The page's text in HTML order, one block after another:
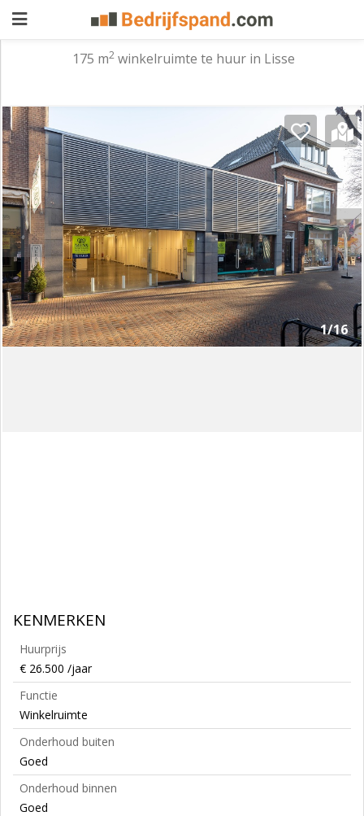
aanbieden
Pand
zoeken
Waarom
adverteren
Premium
adverteren
Blog
Registreren
Login
175 m2 winkelruimte te huur in Lisse
1/16
KENMERKEN
Huurprijs
€ 26.500 /jaar
Functie
Winkelruimte
Onderhoud buiten
Goed
Onderhoud binnen
Goed